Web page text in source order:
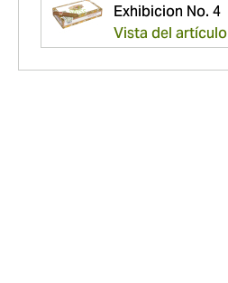
Exhibicion No. 4
Vista del artículo